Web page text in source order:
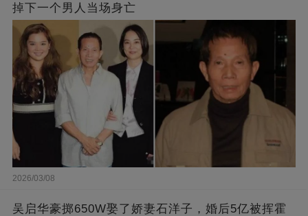
掉下一个男人当场身亡
2026/03/08
吴启华豪掷650W娶了娇妻石洋子，婚后5亿被挥霍